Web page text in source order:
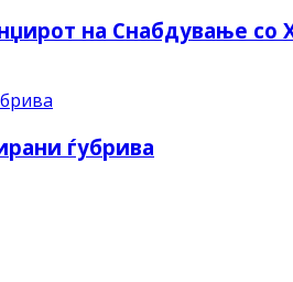
на Снабдување
ѓубрива